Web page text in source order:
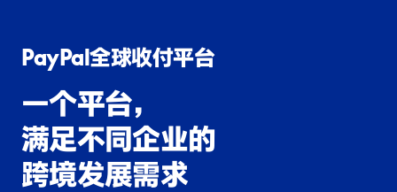
PayPal全球收付平台
一个平台，
满足不同企业的
跨境发展需求